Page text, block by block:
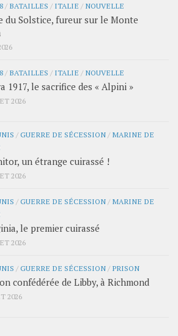
/ BATAILLES / ITALIE / NOUVELLE
du Solstice, fureur sur le Monte
/ BATAILLES / ITALIE / NOUVELLE
1917, le sacrifice des « Alpini »
2026
/GUERRE DE SÉCESSION / MARINE DE
un étrange cuirassé !
2026
/GUERRE DE SÉCESSION / MARINE DE
le premier cuirassé
2026
/GUERRE DE SÉCESSION / PRISON
confédérée de Libby, à Richmond
2026